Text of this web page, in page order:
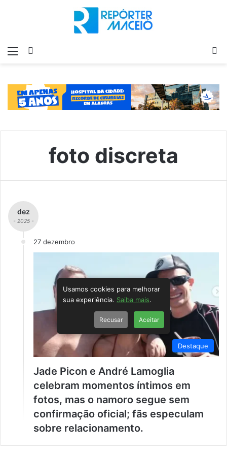
Menu
foto discreta
dez
- 2025 -
27 dezembro
Destaque
Jade Picon e André Lamoglia
celebram momentos íntimos em
fotos, mas o namoro segue sem
confirmação oficial; fãs especulam
sobre relacionamento.
Usamos cookies para melhorar
sua experiência. Saiba mais.
Recusar Aceitar